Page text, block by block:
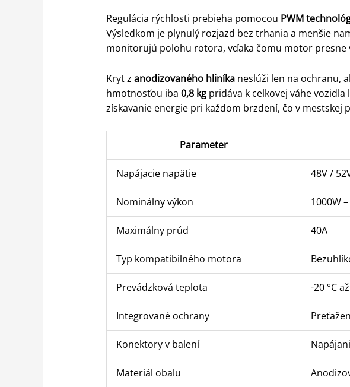
Regulácia rýchlosti prebieha pomocou PWM
Výsledkom je plynulý rozjazd bez trhania a menšie
monitorujú polohu rotora, vďaka čomu motor presne
Kryt z anodizovaného hliníkaneslúži len na ochranu,
hmotnosťou iba 0,8 kgpridáva k celkovej váhe
získavanie energie pri každom brzdení, čo v
Parameter
Napájacie napätie 48V /
Nominálny výkon 1000W
Maximálny prúd 40A
Typ kompatibilného motora
Prevádzková teplota -20 °C
Integrované ochrany
Konektory v balení
Materiál obalu